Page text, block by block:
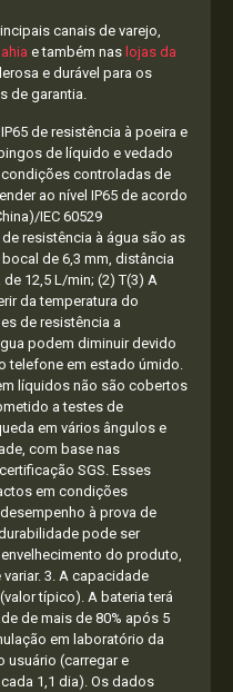
canais de varejo,
e também nas lojas da
e durável para os
de garantia.
de resistência à poeira e
de líquido e vedado
controladas de
ao nível IP65 de acordo
IEC 60529
resistência à água são as
de 6,3 mm, distância
12,5 L/min; (2) T(3) A
da temperatura do
de resistência a
podem diminuir devido
telefone em estado úmido.
líquidos não são cobertos
a testes de
em vários ângulos e
com base nas
SGS. Esses
em condições
à prova de
pode ser
do produto,
3. A capacidade
típico). A bateria terá
de mais de 80% após 5
em laboratório da
usuário (carregar e
1,1 dia). Os dados